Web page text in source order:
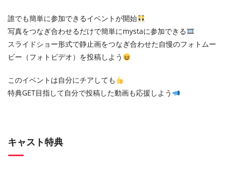
誰でも簡単に参加できるイベントが開始
写真をつなぎ合わせるだけで簡単にmystaに参加できる
スライドショー形式で静止画をつなぎ合わせた自慢のフォトムー
ビー（フォトビデオ）を投稿しよう
このイベントは自分にチアしても
特典GET目指して自分で投稿した動画も応援しよう
キャスト特典